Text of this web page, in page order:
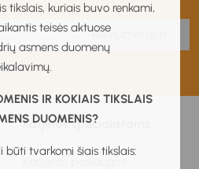
tikslais, kuriais buvo renkami,
teisės aktuose
asmens duomenų
IR KOKIAIS TIKSLAIS
DUOMENIS?
būti tvarkomi šiais tikslais:
Prenumeruoti
Karjeros specialistams